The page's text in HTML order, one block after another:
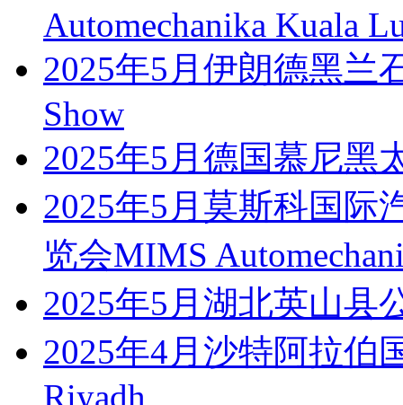
Automechanika Kuala
2025年5月伊朗德黑兰
Show
2025年5月德国慕尼黑
2025年5月莫斯科国际
览会MIMS
2025年5月湖北英山县
2025年4月沙特阿拉伯
Riyadh